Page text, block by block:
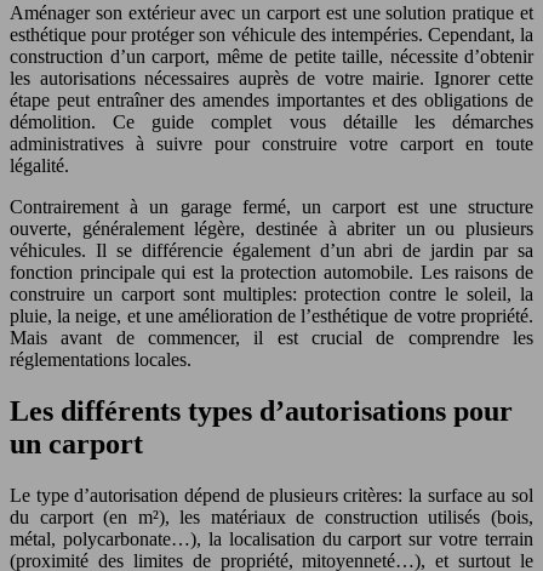
Aménager son extérieur avec un carport est une solution pratique et
esthétique pour protéger son véhicule des intempéries. Cependant, la
construction d’un carport, même de petite taille, nécessite d’obtenir
les autorisations nécessaires auprès de votre mairie. Ignorer cette
étape peut entraîner des amendes importantes et des obligations de
démolition. Ce guide complet vous détaille les démarches
administratives à suivre pour construire votre carport en toute
légalité.
Contrairement à un garage fermé, un carport est une structure
ouverte, généralement légère, destinée à abriter un ou plusieurs
véhicules. Il se différencie également d’un abri de jardin par sa
fonction principale qui est la protection automobile. Les raisons de
construire un carport sont multiples: protection contre le soleil, la
pluie, la neige, et une amélioration de l’esthétique de votre propriété.
Mais avant de commencer, il est crucial de comprendre les
réglementations locales.
Les différents types d’autorisations pour
un carport
Le type d’autorisation dépend de plusieurs critères: la surface au sol
du carport (en m²), les matériaux de construction utilisés (bois,
métal, polycarbonate…), la localisation du carport sur votre terrain
(proximité des limites de propriété, mitoyenneté…), et surtout le